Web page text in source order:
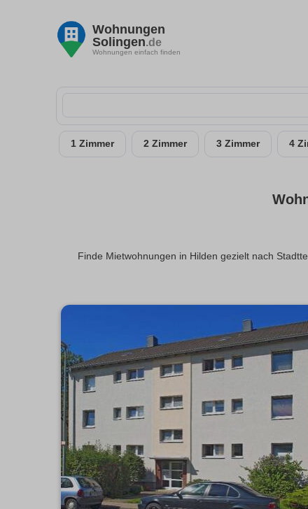
Wohnungen
Solingen.de
Wohnungen einfach finden
1 Zimmer 2 Zimmer 3 Zimmer 4
Finde Mietwohnungen in Hilden gezielt nach